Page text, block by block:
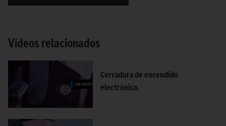
Vídeos relacionados
Cerradura de encendido
electrónica.